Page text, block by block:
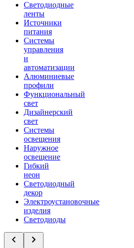
Светодиодные
ленты
Источники
питания
Системы
управления
и
автоматизации
Алюминиевые
профили
Функциональный
свет
Дизайнерский
свет
Системы
освещения
Наружное
освещение
Гибкий
неон
Светодиодный
декор
Электроустановочные
изделия
Светодиоды